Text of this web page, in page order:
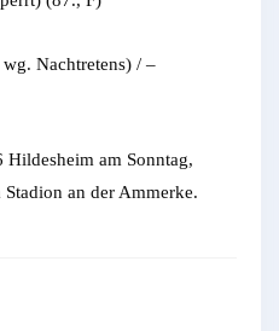
Nachtretens) / –
am Sonntag,
an der Ammerke.